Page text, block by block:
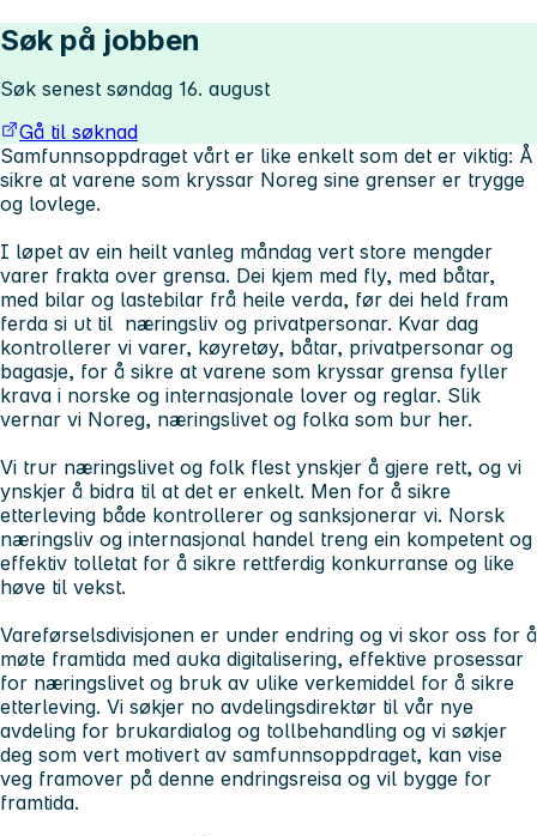
Søk på jobben
Søk senest søndag 16. august
Gå til søknad
Samfunnsoppdraget vårt er like enkelt som det er viktig: Å
sikre at varene som kryssar Noreg sine grenser er trygge
og lovlege.
I løpet av ein heilt vanleg måndag vert store mengder
varer frakta over grensa. Dei kjem med fly, med båtar,
med bilar og lastebilar frå heile verda, før dei held fram
ferda si ut til næringsliv og privatpersonar. Kvar dag
kontrollerer vi varer, køyretøy, båtar, privatpersonar og
bagasje, for å sikre at varene som kryssar grensa fyller
krava i norske og internasjonale lover og reglar. Slik
vernar vi Noreg, næringslivet og folka som bur her.
Vi trur næringslivet og folk flest ynskjer å gjere rett, og vi
ynskjer å bidra til at det er enkelt. Men for å sikre
etterleving både kontrollerer og sanksjonerar vi. Norsk
næringsliv og internasjonal handel treng ein kompetent og
effektiv tolletat for å sikre rettferdig konkurranse og like
høve til vekst.
Vareførselsdivisjonen er under endring og vi skor oss for å
møte framtida med auka digitalisering, effektive prosessar
for næringslivet og bruk av ulike verkemiddel for å sikre
etterleving. Vi søkjer no avdelingsdirektør til vår nye
avdeling for brukardialog og tollbehandling og vi søkjer
deg som vert motivert av samfunnsoppdraget, kan vise
veg framover på denne endringsreisa og vil bygge for
framtida.